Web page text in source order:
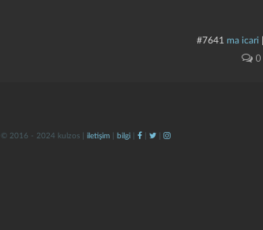
#7641 ma icari
0
© 2016 - 2024 kulzos | iletişim bilgi